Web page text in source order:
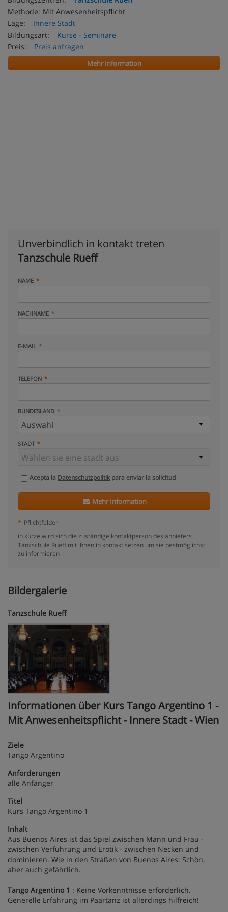
Methode: Mit Anwesenheitspflicht
Lage:
Innere Stadt
Bildungsart:
Kurse - Seminare
Preis:
Preis anfragen
Mehr Information
Unverbindlich in kontakt treten
Tanzschule Rueff
NAME
NACHNAME
E-MAIL
TELEFON
BUNDESLAND
STADT
Acepta la Datenschutzpolitikpara enviar la solicitud
Mehr Information
* Pflichtfelder
in kürze wird sich die zuständige kontaktperson des anbieters
Tanzschule Rueff mit ihnen in kontakt setzen um sie bestmöglichst
zu informieren
Bildergalerie
Tanzschule Rueff
Informationen über Kurs Tango Argentino 1 -
Mit Anwesenheitspflicht - Innere Stadt - Wien
Ziele
Tango Argentino
Anforderungen
alle Anfänger
Titel
Kurs Tango Argentino 1
Inhalt
Aus Buenos Aires ist das Spiel zwischen Mann und Frau -
zwischen Verführung und Erotik - zwischen Necken und
dominieren. Wie in den Straßen von Buenos Aires: Schön,
aber auch gefährlich.
Tango Argentino 1 : Keine Vorkenntnisse erforderlich.
Generelle Erfahrung im Paartanz ist allerdings hilfreich!